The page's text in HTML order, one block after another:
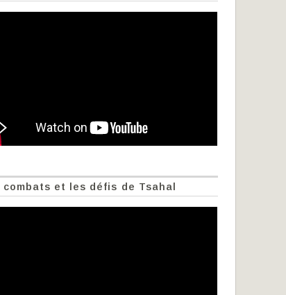
combats et les défis de Tsahal